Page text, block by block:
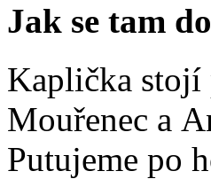
Jak se tam
Kaplička stojí
Mouřenec a
Putujeme po